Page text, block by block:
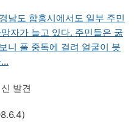
남도 함흥시에서도 일부 주민
자가 늘고 있다. 주민들은 굶
니 풀 중독에 걸려 얼굴이 붓
…
발견